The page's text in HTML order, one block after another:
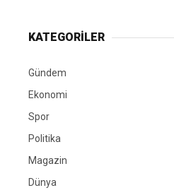
KATEGORİLER
Gündem
Ekonomi
Spor
Politika
Magazin
Dünya